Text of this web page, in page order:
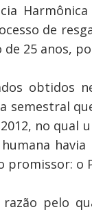
de
25 anos,
obtidos
semestral
no qual
promissor: o
pelo